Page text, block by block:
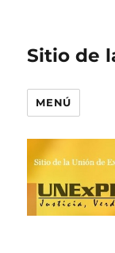
Sitio de
MENÚ